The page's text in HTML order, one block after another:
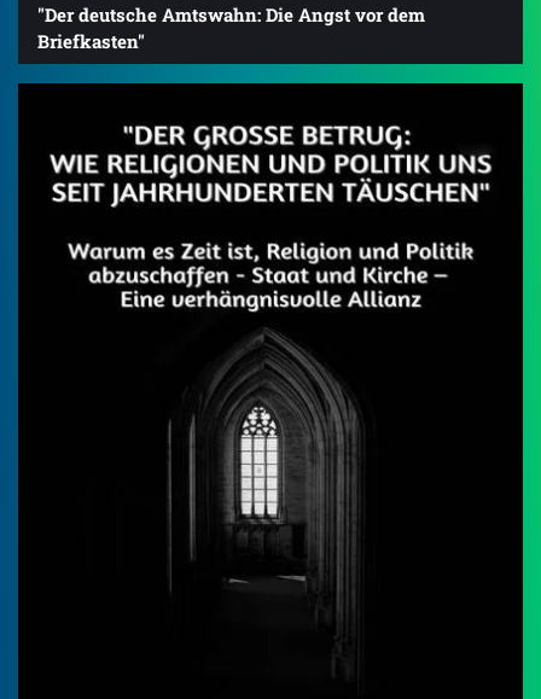
"Der deutsche Amtswahn: Die Angst vor dem
Briefkasten"